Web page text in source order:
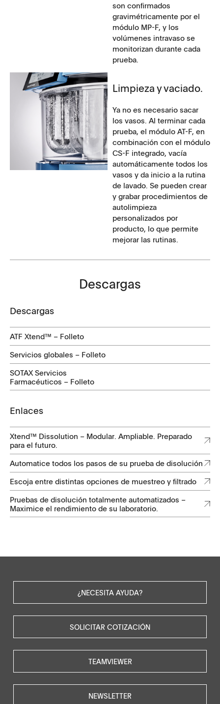
son confirmados
gravimétricamente por el
módulo MP-F, y los
volúmenes intravaso se
monitorizan durante cada
prueba.
Limpieza y vaciado.
Ya no es necesario sacar
los vasos. Al terminar cada
prueba, el módulo AT-F, en
combinación con el módulo
CS-F integrado, vacía
automáticamente todos los
vasos y da inicio a la rutina
de lavado. Se pueden crear
y grabar procedimientos de
autolimpieza
personalizados por
producto, lo que permite
mejorar las rutinas.
Descargas
Descargas
ATF Xtend™ – Folleto
Servicios globales – Folleto
SOTAX Servicios
Farmacéuticos – Folleto
Enlaces
Xtend™ Dissolution – Modular. Ampliable. Preparado
para el futuro.
Automatice todos los pasos de su prueba de disolución
Escoja entre distintas opciones de muestreo y filtrado
Pruebas de disolución totalmente automatizados –
Maximice el rendimiento de su laboratorio.
¿NECESITA AYUDA?
SOLICITAR COTIZACIÓN
TEAMVIEWER
NEWSLETTER